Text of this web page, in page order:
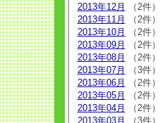
2013年12月
（2件）
2013年11月
（2件）
2013年10月
（2件）
2013年09月
（2件）
2013年08月
（2件）
2013年07月
（3件）
2013年06月
（2件）
2013年05月
（2件）
2013年04月
（2件）
2013年03月
（3件）